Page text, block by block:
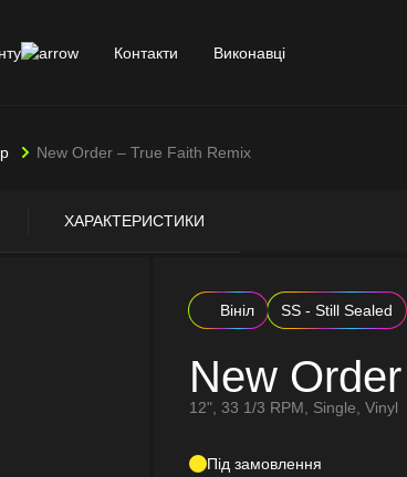
Контакти Виконавці
New Order – True Faith Remix
ХАРАКТЕРИСТИКИ
Вініл SS - Still Sealed
New
12", 33 1/3 RPM, Single, Vinyl
Під замовлення